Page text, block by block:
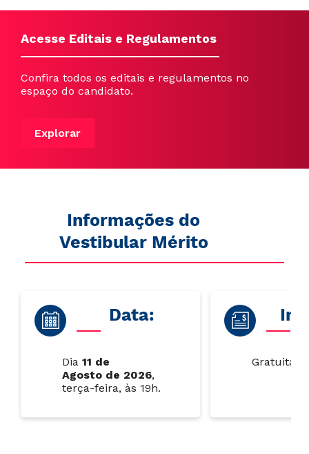
Acesse Editais e Regulamentos
Confira todos os editais e regulamentos no
espaço do candidato.
Explorar
Informações do
Vestibular Mérito
Data:
Dia 11 de
Agosto de 2026,
terça-feira, às 19h.
Gratuita.